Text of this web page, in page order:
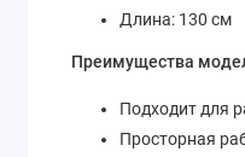
Длина: 130 см
Преимущества
Подходит для
Просторная